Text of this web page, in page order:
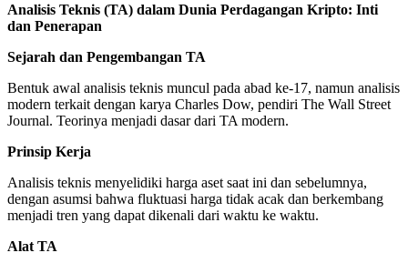
Analisis Teknis (TA) dalam Dunia Perdagangan Kripto: Inti
dan Penerapan
Sejarah dan Pengembangan TA
Bentuk awal analisis teknis muncul pada abad ke-17, namun analisis
modern terkait dengan karya Charles Dow, pendiri The Wall Street
Journal. Teorinya menjadi dasar dari TA modern.
Prinsip Kerja
Analisis teknis menyelidiki harga aset saat ini dan sebelumnya,
dengan asumsi bahwa fluktuasi harga tidak acak dan berkembang
menjadi tren yang dapat dikenali dari waktu ke waktu.
Alat TA